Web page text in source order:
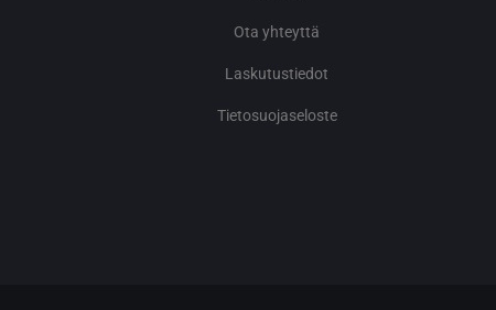
Ota yhteyttä
Laskutustiedot
Tietosuojaseloste